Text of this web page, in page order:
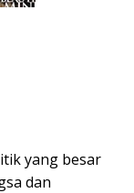
yang besar
dan